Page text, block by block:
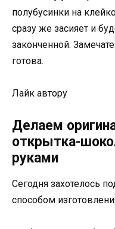
полубусинки на
сразу же засияет и
законченной.
готова.
Лайк автору
Делаем
открытка-
руками
Сегодня захотелось
способом